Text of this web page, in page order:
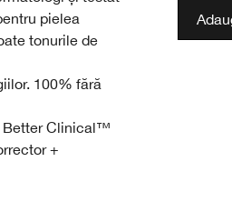
pielea
tonurile de
100% fără
Better Clinical™
+